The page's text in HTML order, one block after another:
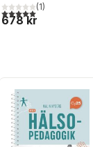
5,0utav 5 stjärnor.
(1)
678 kr